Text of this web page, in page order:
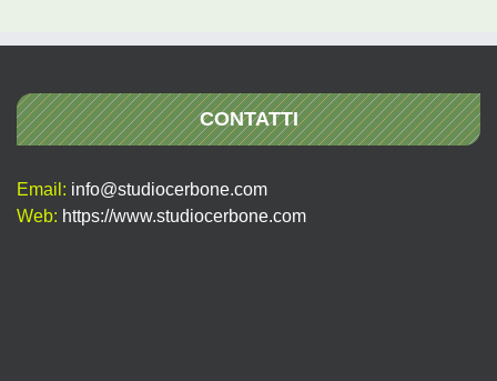
CONTATTI
Email: info@studiocerbone.com
Web: https://www.studiocerbone.com